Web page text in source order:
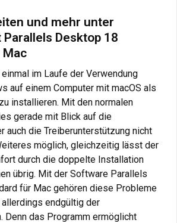
und mehr unter
Desktop 18
Mac
im Laufe der Verwendung
auf einem Computer mit macOS als
installieren. Mit den normalen
gerade mit Blick auf die
auch die Treiberunterstützung nicht
möglich, gleichzeitig lässt der
durch die doppelte Installation
übrig. Mit der Software Parallels
für Mac gehören diese Probleme
endgültig der
Denn das Programm ermöglicht